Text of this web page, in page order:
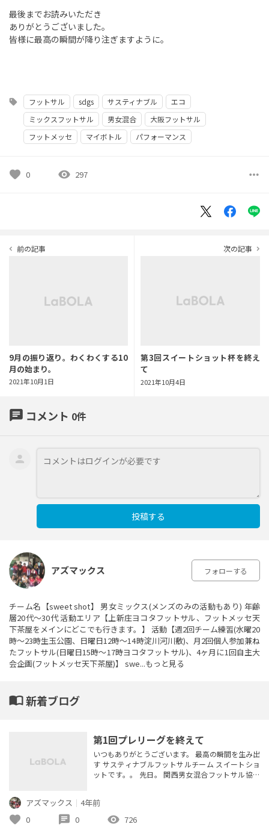
最後までお読みいただき
ありがとうございました。
皆様に最高の瞬間が降り注ぎますように。
sell フットサル sdgs サスティナブル
エコ
ミックスフットサル
男女混合
大阪フットサル
フットメッセ
マイボトル パフォーマンス
favorite 0 visibility 297 more_horiz
navigate_before 前の記事
9月の振り返り。わくわくする10
月の始まり。
2021年10月1日
次の記事 navigate_next
第3回スイートショット杯を終え
て
2021年10月4日
chat コメント 0件
投稿する
アズマックス フォローする
チーム名【sweet shot】 男女ミックス(メンズのみの活動もあり) 年齢
層20代～30代 活動エリア【上新庄ヨコタフットサル、フットメッセ天
下茶屋をメインにどこでも行きます。】 活動【週2回チーム練習(水曜20
時～23時生玉公園、日曜日12時～14時淀川河川敷)、月2回個人参加兼ね
たフットサル(日曜日15時～17時ヨコタフットサル)、4ヶ月に1回自主大
会企画(フットメッセ天下茶屋)】 swe...もっと見る
import_contacts新着ブログ
第1回プレリーグを終えて
いつもありがとうございます。 最高の瞬間を生み出
す サスティナブルフットサルチーム スイートショ
ットです。。 先日。 関西男女混合フットサル協会
タイム。 を2クールしました。 結果は2位。 どの試
合も白熱したナイスゲームで本当に楽しいし 嬉し
いし、悔しいし、 勝敗のつく記録の残る本気の試
アズマックス ｜ 4年前
favorite 0 chat 0 visibility 726